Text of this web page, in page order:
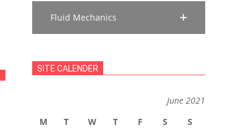
Fluid Mechanics
SITE CALENDER
June 2021
M
T W T F S
S